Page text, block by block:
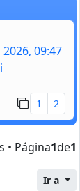
2026, 09:47
1 2
• Página1de1
Ir a